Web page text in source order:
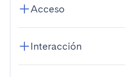
Acceso
Interacción